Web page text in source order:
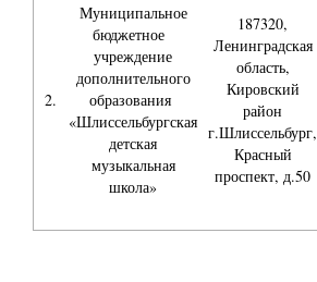
2.
Муниципальное
бюджетное
учреждение
дополнительного
образования
«Шлиссельбургская
детская
музыкальная
школа»
187320,
Ленинградская
область,
Кировский
район
г.Шлиссельбург,
Красный
проспект, д.50